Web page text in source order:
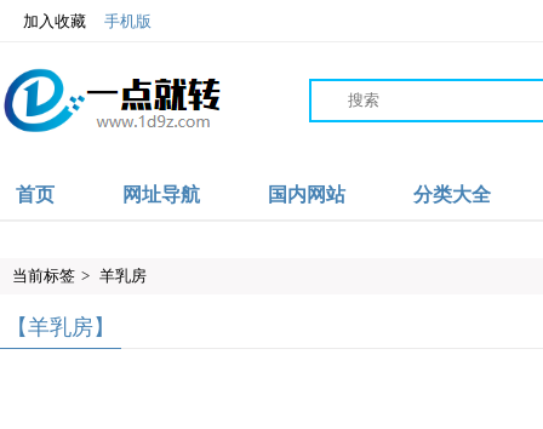
加入收藏 手机版
首页 网址导航 国内网站 分类大全
当前标签 > 羊乳房
【羊乳房】